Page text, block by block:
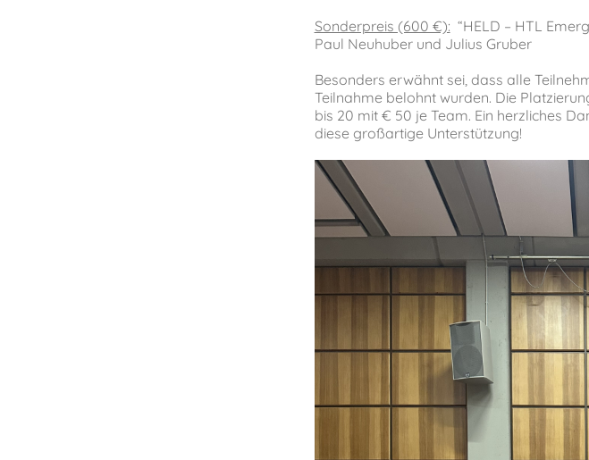
Sonderpreis (600 €): “HELD – HTL
Paul Neuhuber und Julius Gruber
Besonders erwähnt sei, dass alle
Teilnahme belohnt wurden. Die
bis 20 mit € 50 je Team. Ein herzliches
diese großartige Unterstützung!